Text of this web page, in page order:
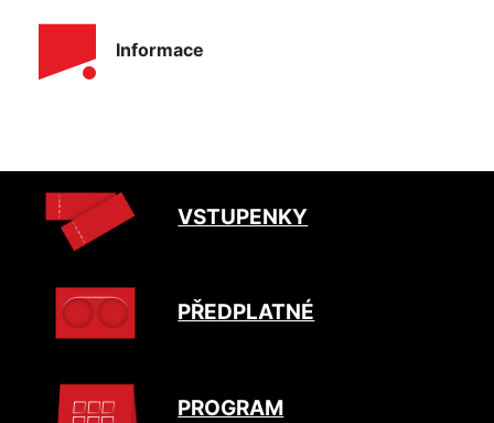
Informace
VSTUPENKY
PŘEDPLATNÉ
PROGRAM